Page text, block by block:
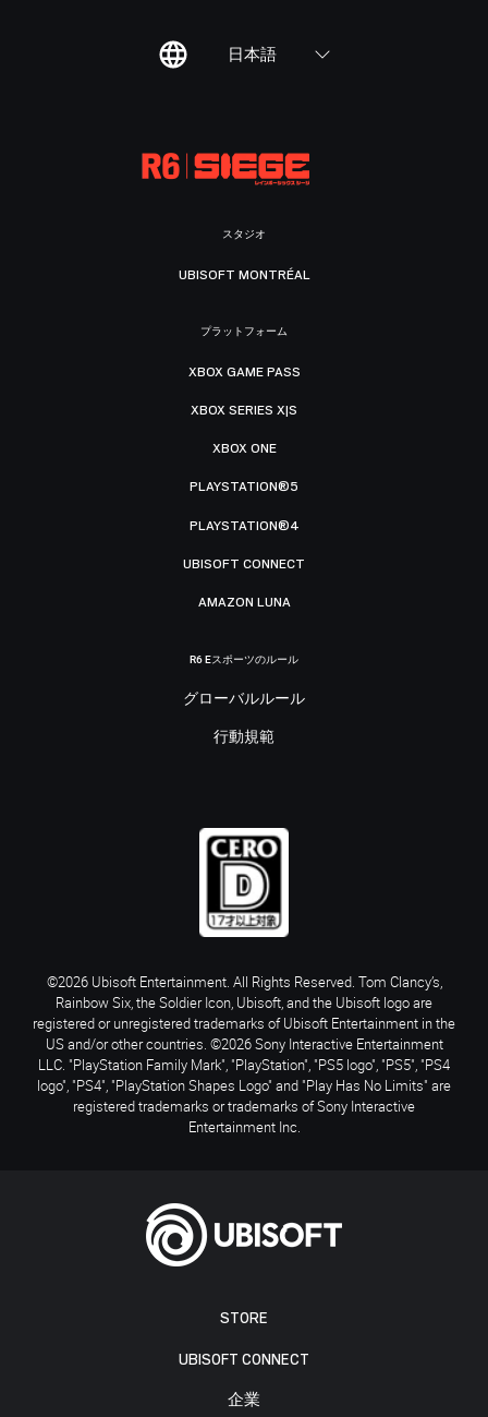
日本語
STORE
UBISOFT CONNECT
企業
スタジオ
UBISOFT MONTRÉAL
プラットフォーム
XBOX GAME PASS
XBOX SERIES X|S
XBOX ONE
PLAYSTATION®5
PLAYSTATION®4
UBISOFT CONNECT
AMAZON LUNA
R6 Eスポーツのルール
グローバルルール
行動規範
©2026 Ubisoft Entertainment. All Rights Reserved. Tom Clancy’s,
Rainbow Six, the Soldier Icon, Ubisoft, and the Ubisoft logo are
registered or unregistered trademarks of Ubisoft Entertainment in the
US and/or other countries. ©2026 Sony Interactive Entertainment
LLC. "PlayStation Family Mark", "PlayStation", "PS5 logo", "PS5", "PS4
logo", "PS4", "PlayStation Shapes Logo" and "Play Has No Limits" are
registered trademarks or trademarks of Sony Interactive
Entertainment Inc.